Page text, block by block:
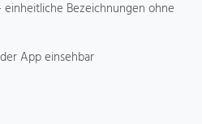
Bezeichnungen ohne
App einsehbar